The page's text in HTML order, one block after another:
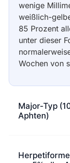
wenige
weißlich-
85 Prozent
unter dieser
Wochen von
Major-Typ
Aphten)